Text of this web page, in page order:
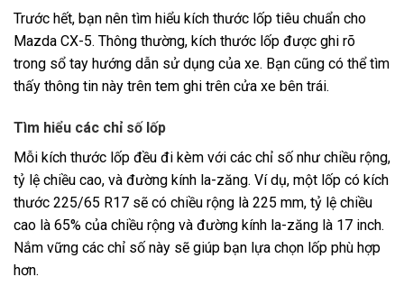
Trước hết, bạn nên tìm hiểu kích thước lốp tiêu chuẩn cho
Mazda CX-5. Thông thường, kích thước lốp được ghi rõ
trong sổ tay hướng dẫn sử dụng của xe. Bạn cũng có thể tìm
thấy thông tin này trên tem ghi trên cửa xe bên trái.
Tìm hiểu các chỉ số lốp
Mỗi kích thước lốp đều đi kèm với các chỉ số như chiều rộng,
tỷ lệ chiều cao, và đường kính la-zăng. Ví dụ, một lốp có kích
thước 225/65 R17 sẽ có chiều rộng là 225 mm, tỷ lệ chiều
cao là 65% của chiều rộng và đường kính la-zăng là 17 inch.
Nắm vững các chỉ số này sẽ giúp bạn lựa chọn lốp phù hợp
hơn.